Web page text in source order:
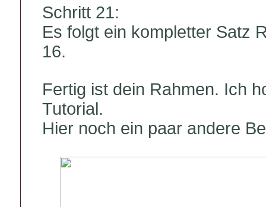
Schritt 21:
Es folgt ein kompletter Satz
16.
Fertig ist dein Rahmen. Ich
Tutorial.
Hier noch ein paar andere